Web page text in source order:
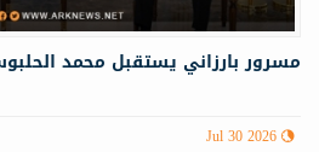
مسرور بارزاني يستقبل محمد
Jul 30 2026